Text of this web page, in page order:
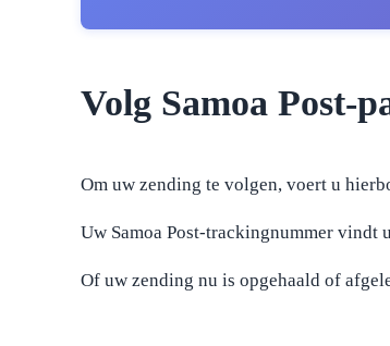
Volg Samoa Post-
Om uw zending te volgen, voert u
Uw Samoa Post-trackingnummer vindt
Of uw zending nu is opgehaald of